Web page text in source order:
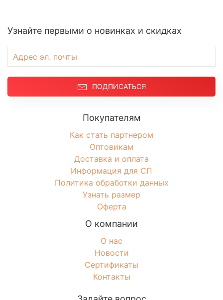
Узнайте первыми о новинках и скидках
ПОДПИСАТЬСЯ
Покупателям
Как стать партнером
Оптовикам
Доставка и оплата
Информация для СП
Политика обработки данных
Узнать размер
Оферта
О компании
О нас
Новости
Сертификаты
Контакты